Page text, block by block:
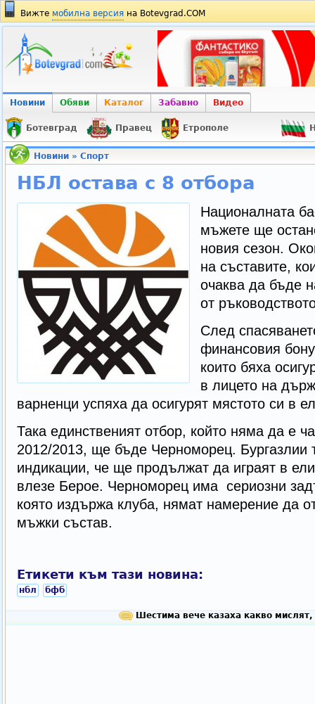
Вижте мобилна версия на Botevgrad.COM
Новини Обяви Каталог Забавно Видео
Ботевград Правец Етрополе
Новини» Спорт
НБЛ остава с 8 отбора
Националната
мъжете ще
новия сезон.
на съставите,
очаква да бъде
от
След
финансовия
които бяха
в лицето на
варненци успяха да осигурят мястото си в
Така единственият отбор, който няма да е
2012/2013, ще бъде Черноморец. Бургазлии
индикации, че ще продължат да играят в
влезе Берое. Черноморец има сериозни
която издържа клуба, нямат намерение да
мъжки състав.
Етикети към тази новина:
нбл бфб
Шестима вече казаха какво